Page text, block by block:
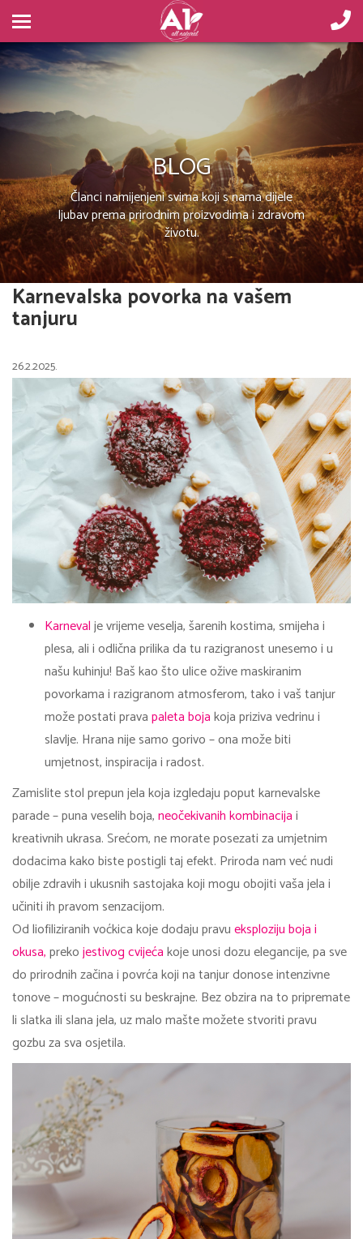
BLOG
Članci namijenjeni svima koji s nama dijele
ljubav prema prirodnim proizvodima i zdravom
životu.
Karnevalska povorka na vašem
tanjuru
26.2.2025.
Karnevalje vrijeme veselja, šarenih kostima, smijeha i
plesa, ali i odlična prilika da tu razigranost unesemo i u
našu kuhinju! Baš kao što ulice ožive maskiranim
povorkama i razigranom atmosferom, tako i vaš tanjur
može postati pravapaleta bojakoja priziva vedrinu i
slavlje. Hrana nije samo gorivo – ona može biti
umjetnost, inspiracija i radost.
Zamislite stol prepun jela koja izgledaju poput karnevalske
parade – puna veselih boja,neočekivanih kombinacijai
kreativnih ukrasa. Srećom, ne morate posezati za umjetnim
dodacima kako biste postigli taj efekt. Priroda nam već nudi
obilje zdravih i ukusnih sastojaka koji mogu obojiti vaša jela i
učiniti ih pravom senzacijom.
Od liofiliziranih voćkica koje dodaju pravueksploziju boja i
okusa,prekojestivog cvijećakoje unosi dozu elegancije, pa sve
do prirodnih začina i povrća koji na tanjur donose intenzivne
tonove – mogućnosti su beskrajne. Bez obzira na to pripremate
li slatka ili slana jela, uz malo mašte možete stvoriti pravu
gozbu za sva osjetila.